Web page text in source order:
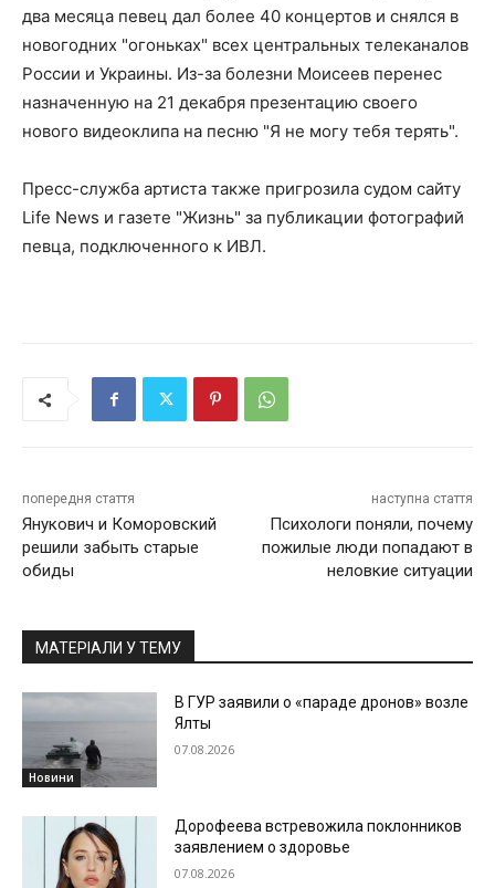
два месяца певец дал более 40 концертов и снялся в
новогодних "огоньках" всех центральных телеканалов
России и Украины. Из-за болезни Моисеев перенес
назначенную на 21 декабря презентацию своего
нового видеоклипа на песню "Я не могу тебя терять".
Пресс-служба артиста также пригрозила судом сайту
Life News и газете "Жизнь" за публикации фотографий
певца, подключенного к ИВЛ.
попередня стаття
Янукович и Коморовский
решили забыть старые
обиды
наступна стаття
Психологи поняли, почему
пожилые люди попадают в
неловкие ситуации
МАТЕРІАЛИ У ТЕМУ
Новини
В ГУР заявили о «параде дронов» возле
Ялты
07.08.2026
Дорофеева встревожила поклонников
заявлением о здоровье
07.08.2026